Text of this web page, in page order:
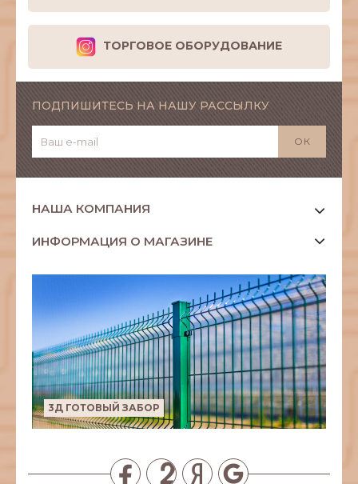
ТОРГОВОЕ ОБОРУДОВАНИЕ
ПОДПИШИТЕСЬ НА НАШУ РАССЫЛКУ
НАША КОМПАНИЯ
ИНФОРМАЦИЯ О МАГАЗИНЕ
3Д ГОТОВЫЙ ЗАБОР